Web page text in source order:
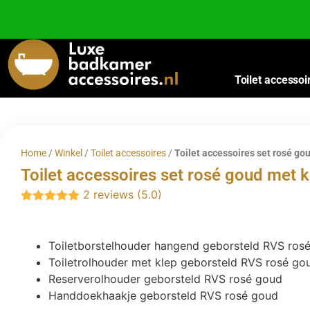
Toilet
Home/ Winkel / Toilet accessoires/ Toilet accessoires set rosé
Toilet accessoires set rosé goud met
2 reviews (5.0)
Toiletborstelhouder hangend geborsteld RVS
Toiletrolhouder met klep geborsteld RVS rosé
Reserverolhouder geborsteld RVS rosé goud
Handdoekhaakje geborsteld RVS rosé goud